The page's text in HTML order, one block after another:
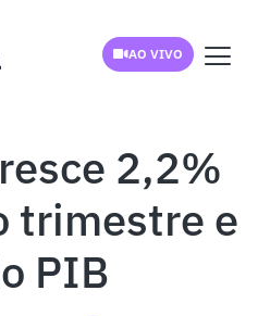
AO VIVO
2,2%
trimestre e
PIB